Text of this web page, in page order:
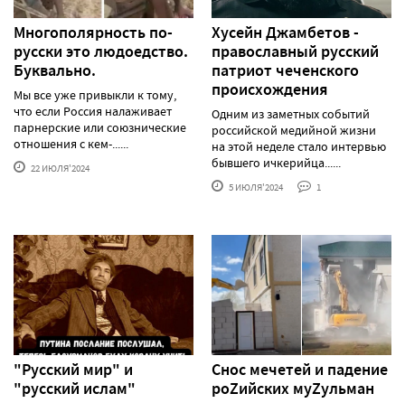
Многополярность по-
русски это людоедство.
Буквально.
Мы все уже привыкли к тому,
что если Россия налаживает
парнерские или союзнические
отношения с кем-......
22 ИЮЛЯ'2024
Хусейн Джамбетов -
православный русский
патриот чеченского
происхождения
Одним из заметных событий
российской медийной жизни
на этой неделе стало интервью
бывшего ичкерийца......
5 ИЮЛЯ'2024 1
"Русский мир" и
"русский ислам"
Снос мечетей и падение
роZийских муZульман